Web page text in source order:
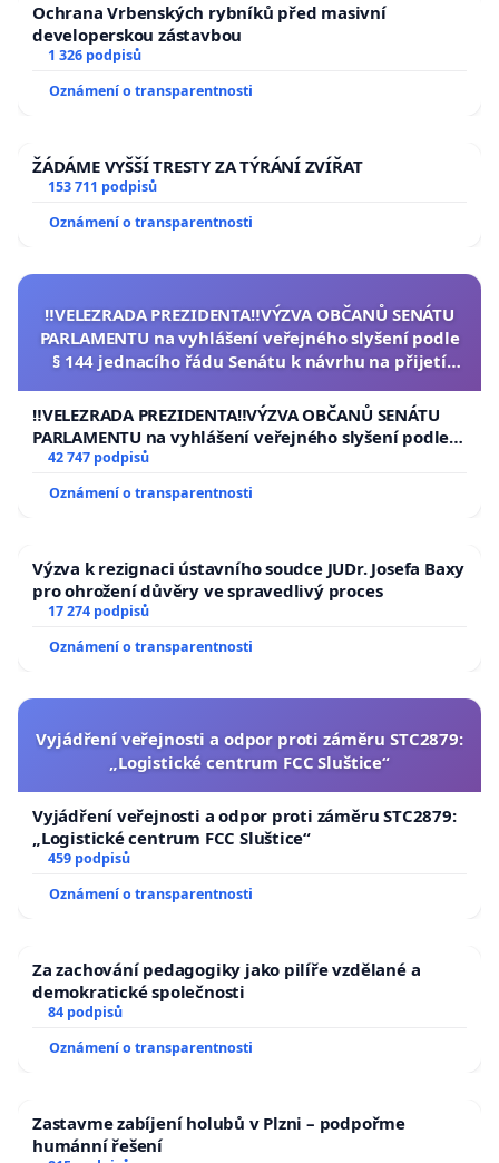
Ochrana Vrbenských rybníků před masivní
developerskou zástavbou
1 326 podpisů
Oznámení o transparentnosti
ŽÁDÁME VYŠŠÍ TRESTY ZA TÝRÁNÍ ZVÍŘAT
153 711 podpisů
Oznámení o transparentnosti
‼️VELEZRADA PREZIDENTA‼️VÝZVA OBČANŮ SENÁTU
PARLAMENTU na vyhlášení veřejného slyšení podle
§ 144 jednacího řádu Senátu k návrhu na přijetí
republiky
‼️VELEZRADA PREZIDENTA‼️VÝZVA OBČANŮ SENÁTU
PARLAMENTU na vyhlášení veřejného slyšení podle §
144 jednacího řádu Senátu k návrhu na přijetí
usnesení k podání ústavní žaloby na prezidenta
republiky
42 747 podpisů
Oznámení o transparentnosti
Výzva k rezignaci ústavního soudce JUDr. Josefa Baxy
pro ohrožení důvěry ve spravedlivý proces
17 274 podpisů
Oznámení o transparentnosti
Vyjádření veřejnosti a odpor proti záměru STC2879:
„Logistické centrum FCC Sluštice“
Vyjádření veřejnosti a odpor proti záměru STC2879:
„Logistické centrum FCC Sluštice“
459 podpisů
Oznámení o transparentnosti
Za zachování pedagogiky jako pilíře vzdělané a
demokratické společnosti
84 podpisů
Oznámení o transparentnosti
Zastavme zabíjení holubů v Plzni – podpořme
humánní řešení